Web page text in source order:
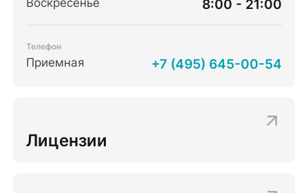
Воскресенье 8:00 - 21:00
Телефон
Приемная +7 (495) 645-00-54
Лицензии